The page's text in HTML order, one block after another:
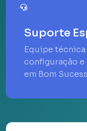
Suporte
Equipe
configuração e
em Bom